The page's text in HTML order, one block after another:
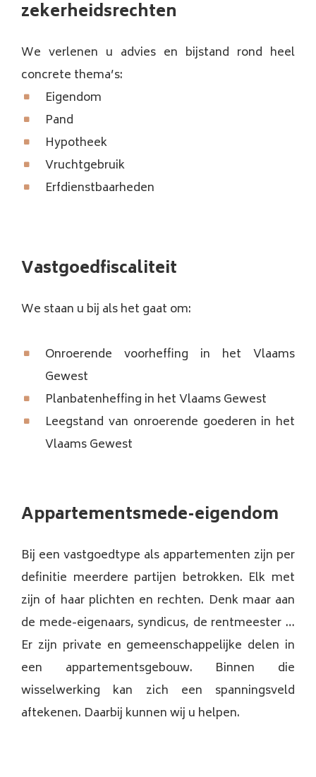
zekerheidsrechten
We verlenen u advies en bijstand rond heel
concrete thema’s:
Eigendom
Pand
Hypotheek
Vruchtgebruik
Erfdienstbaarheden
Vastgoedfiscaliteit
We staan u bij als het gaat om:
Onroerende voorheffing in het Vlaams
Gewest
Planbatenheffing in het Vlaams Gewest
Leegstand van onroerende goederen in het
Vlaams Gewest
Appartementsmede-eigendom
Bij een vastgoedtype als appartementen zijn per
definitie meerdere partijen betrokken. Elk met
zijn of haar plichten en rechten. Denk maar aan
de mede-eigenaars, syndicus, de rentmeester …
Er zijn private en gemeenschappelijke delen in
een appartementsgebouw. Binnen die
wisselwerking kan zich een spanningsveld
aftekenen. Daarbij kunnen wij u helpen.